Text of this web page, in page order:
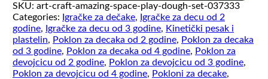
SKU: art-craft-amazing-space-play-dough-set-037333
Categories:
Igračke za dečake,
Igračke za decu od 2
godine, Igračke za decu od 3 godine, Kinetički pesak i
plastelin, Poklon za decaka od 2 godine, Poklon za decaka
od 3 godine, Poklon za decaka od 4 godine, Poklon za
devojcicu od 2 godine, Poklon za devojcicu od 3 godine,
Poklon za devojcicu od 4 godine, Pokloni za decake,